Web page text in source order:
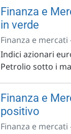
Finanza e
in verde
Finanza e mercati
Indici azionari
Petrolio sotto i
Finanza e
positivo
Finanza e mercati